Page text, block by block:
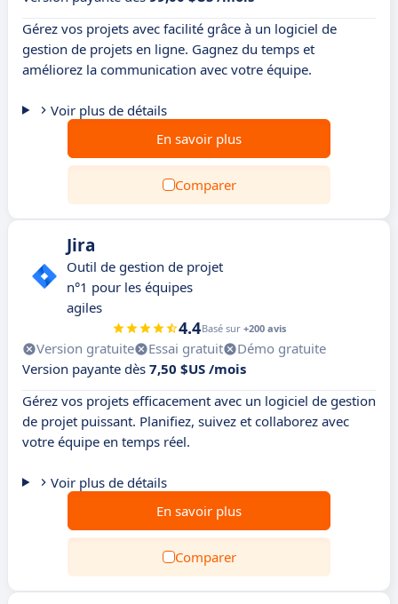
Gérez vos projets avec facilité grâce à un logiciel de
gestion de projets en ligne. Gagnez du temps et
améliorez la communication avec votre équipe.
Voir plus de détails
En savoir plus
Comparer
Jira
Outil de gestion de projet
n°1 pour les équipes
agiles
4.4Basé sur +200 avis
Version gratuite Essai gratuit
Démo gratuite
Version payante dès 7,50 $US /mois
Gérez vos projets efficacement avec un logiciel de gestion
de projet puissant. Planifiez, suivez et collaborez avec
votre équipe en temps réel.
Voir plus de détails
En savoir plus
Comparer